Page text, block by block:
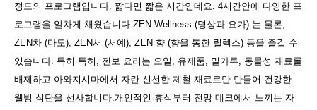
정도의 프로그램입니다. 짧다면 짧은 시간인데요. 4시간안에 다양한 프
로그램을 알차게 채웠습니다.ZEN Wellness (명상과 요가) 는 물론,
ZEN차 (다도), ZEN서 (서예), ZEN 향 (향을 통한 릴렉스) 등을 즐길 수
있습니다. 특히 특히, 젠보 요리는 오일, 유제품, 밀가루, 동물성 재료를
배제하고 아와지시마에서 자란 신선한 제철 재료로만 만들어 건강한
웰빙 식단을 선사합니다.개인적인 휴식부터 전망 데크에서 느끼는 자